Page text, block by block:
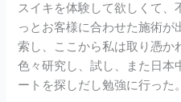
スイキを体験して欲しくて、
っとお客様に合わせた施術が
索し、ここから私は取り憑か
色々研究し、試し、また日本
ートを探しだし勉強に行った。